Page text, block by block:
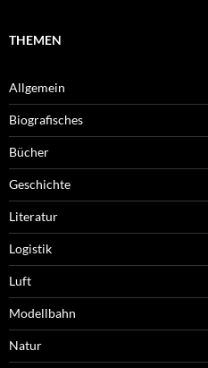
THEMEN
Allgemein
Biografisches
Bücher
Geschichte
Literatur
Logistik
Luft
Modellbahn
Natur